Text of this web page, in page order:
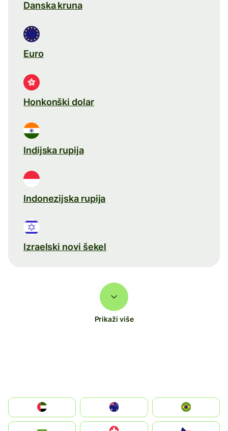
Danska kruna
Euro
Honkonški dolar
Indijska rupija
Indonezijska rupija
Izraelski novi šekel
Prikaži više
الإمارات العربية المتحدة